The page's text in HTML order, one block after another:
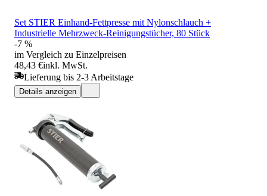
Set STIER Einhand-Fettpresse mit Nylonschlauch +
Industrielle Mehrzweck-Reinigungstücher, 80 Stück
-7 %
im Vergleich zu Einzelpreisen
48,43 €inkl. MwSt.
Lieferung bis 2-3 Arbeitstage
Details anzeigen